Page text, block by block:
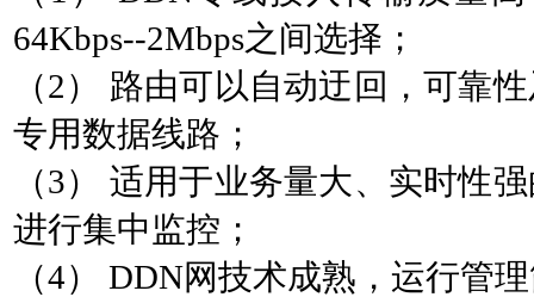
64Kbps--2Mbps之间选择；
（2） 路由可以自动迂回，可靠
专用数据线路；
（3） 适用于业务量大、实时性
进行集中监控；
（4） DDN网技术成熟，运行管